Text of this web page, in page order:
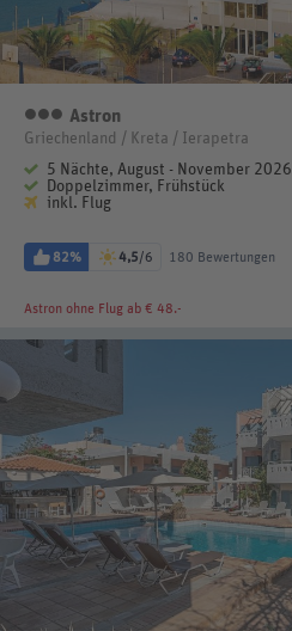
3 Sterne
Astron
Griechenland / Kreta / Ierapetra
5 Nächte, August - November 2026
Doppelzimmer, Frühstück
inkl. Flug
82% 4,5/6 180 Bewertungen
Astron ohne Flug ab € 48.-